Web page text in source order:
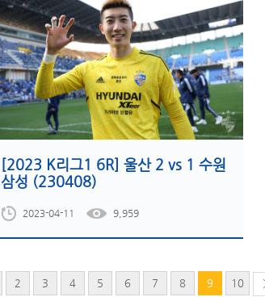
[2023 K리그1 6R] 울산 2 vs 1 수원
삼성 (230408)
2023-04-11 9,959
2 3 4 5 6 7 8 9 10